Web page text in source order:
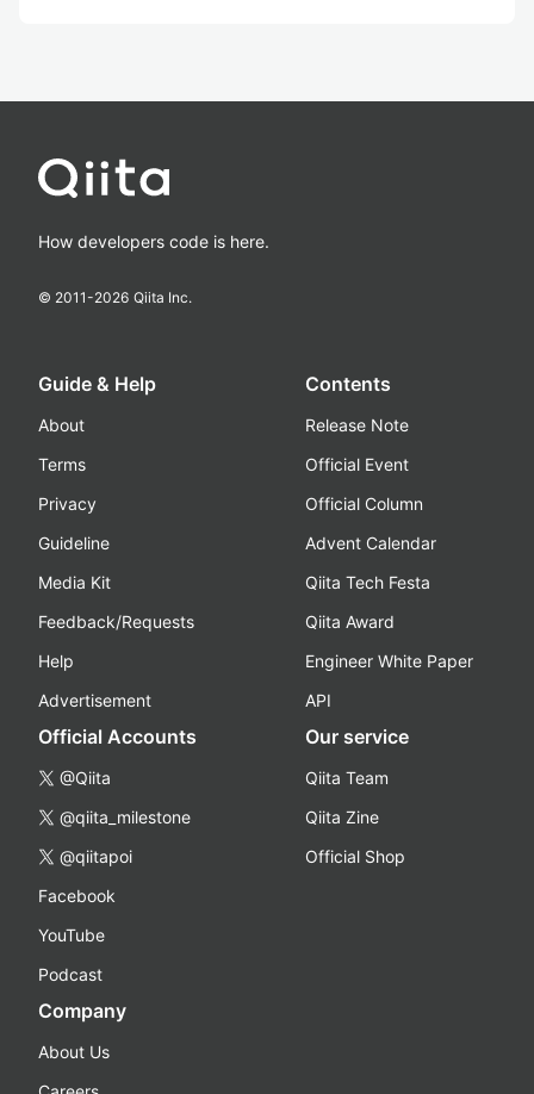
How developers code is here.
© 2011-2026 Qiita Inc.
Guide & Help
About
Terms
Privacy
Guideline
Media Kit
Feedback/Requests
Help
Advertisement
Contents
Release Note
Official Event
Official Column
Advent Calendar
Qiita Tech Festa
Qiita Award
Engineer White Paper
API
Official Accounts
@Qiita
@qiita_milestone
@qiitapoi
Facebook
YouTube
Podcast
Our service
Qiita Team
Qiita Zine
Official Shop
Company
About Us